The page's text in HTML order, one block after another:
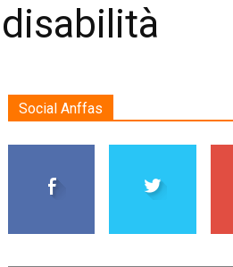
Social Anffas